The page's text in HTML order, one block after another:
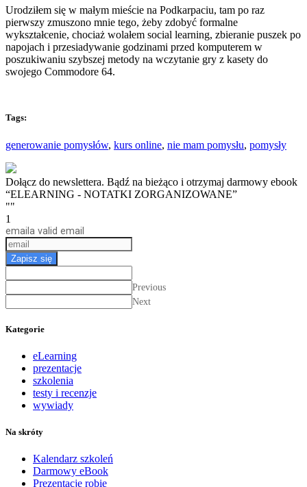
Urodziłem się w małym mieście na Podkarpaciu, tam po raz
pierwszy zmuszono mnie tego, żeby zdobyć formalne
wykształcenie, chociaż wolałem social learning, zbieranie puszek po
napojach i przesiadywanie godzinami przed komputerem w
poszukiwaniu szybszej metody na wczytanie gry z kasety do
swojego Commodore 64.
Tags:
generowanie pomysłów, kurs online, nie mam pomysłu, pomysły
Dołącz do newslettera. Bądź na bieżąco i otrzymaj darmowy ebook
“ELEARNING - NOTATKI ZORGANIZOWANE”
""
1
email a valid email
Zapisz się
Previous
Next
Kategorie
eLearning
prezentacje
szkolenia
testy i recenzje
wywiady
Na skróty
Kalendarz szkoleń
Darmowy eBook
Prezentacje robię